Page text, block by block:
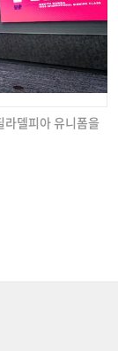
델피아 유니폼을